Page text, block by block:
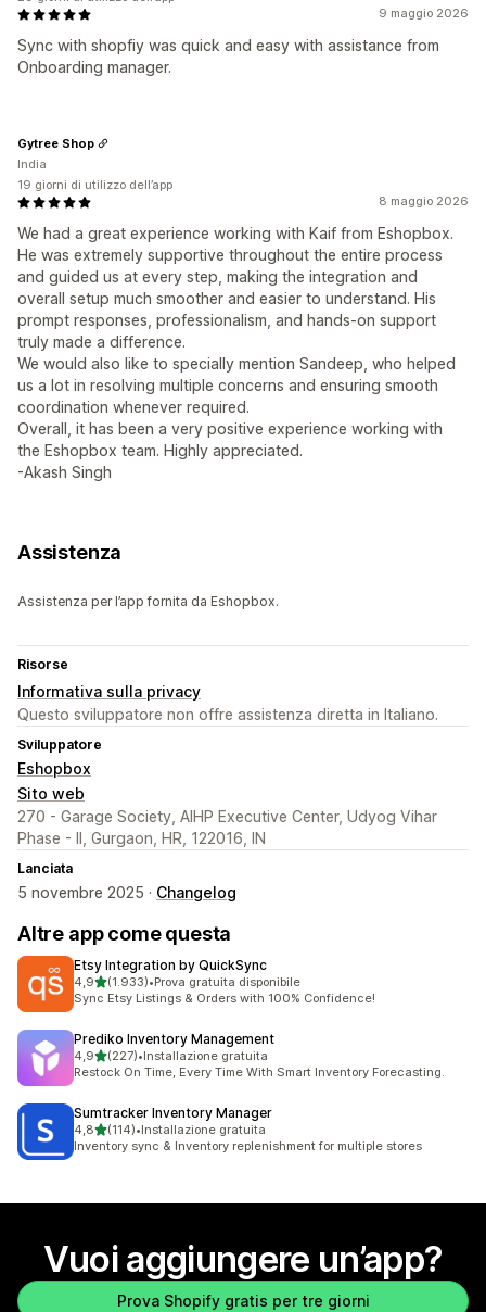
9 maggio 2026
Sync with shopfiy was quick and easy with assistance from
Onboarding manager.
8 maggio 2026
We had a great experience working with Kaif from Eshopbox.
He was extremely supportive throughout the entire process
and guided us at every step, making the integration and
overall setup much smoother and easier to understand. His
prompt responses, professionalism, and hands-on support
truly made a difference.
We would also like to specially mention Sandeep, who helped
us a lot in resolving multiple concerns and ensuring smooth
coordination whenever required.
Overall, it has been a very positive experience working with
the Eshopbox team. Highly appreciated.
-Akash Singh
Gytree Shop
India
19 giorni di utilizzo dell’app
Assistenza
Assistenza per l’app fornita da Eshopbox.
Risorse
Informativa sulla privacy
Questo sviluppatore non offre assistenza diretta in Italiano.
Sviluppatore
Eshopbox
Sito web
270 - Garage Society, AIHP Executive Center, Udyog Vihar
Phase - II, Gurgaon, HR, 122016, IN
Lanciata
5 novembre 2025 · Changelog
Altre app come questa
Etsy Integration by QuickSync
4,9stelle su 5
(1.933)
1933 recensioni totali
•Prova gratuita disponibile
Sync Etsy Listings & Orders with 100% Confidence!
Prediko Inventory Management
4,9stelle su 5
(227)
227 recensioni totali
•Installazione gratuita
Restock On Time, Every Time With Smart Inventory Forecasting.
Sumtracker Inventory Manager
4,8stelle su 5
(114)
114 recensioni totali
•Installazione gratuita
Inventory sync & Inventory replenishment for multiple stores
Vuoi aggiungere un’app?
Prova Shopify gratis per tre giorni